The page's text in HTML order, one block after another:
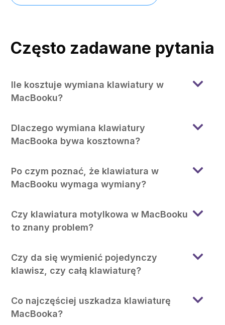
Często zadawane pytania
Ile kosztuje wymiana klawiatury w
MacBooku?
Dlaczego wymiana klawiatury
MacBooka bywa kosztowna?
Po czym poznać, że klawiatura w
MacBooku wymaga wymiany?
Czy klawiatura motylkowa w MacBooku
to znany problem?
Czy da się wymienić pojedynczy
klawisz, czy całą klawiaturę?
Co najczęściej uszkadza klawiaturę
MacBooka?